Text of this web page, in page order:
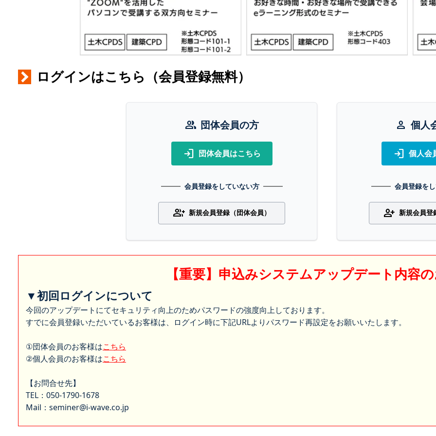
ログインはこちら（会員登録無料）
group 団体会員の方
login 団体会員はこちら
会員登録をしていない方
group_add 新規会員登録（団体会員）
person 個人
login 個人会
会員登録を
person_add 新規会員登
【重要】申込みシステムアップデート内容
▼初回ログインについて
今回のアップデートにてセキュリティ向上のためパスワードの強度向上しております。
すでに会員登録いただいているお客様は、ログイン時に下記URLよりパスワード再設定をお願いいたします。
①団体会員のお客様はこちら
②個人会員のお客様はこちら
【お問合せ先】
TEL：050-1790-1678
Mail：seminer@i-wave.co.jp